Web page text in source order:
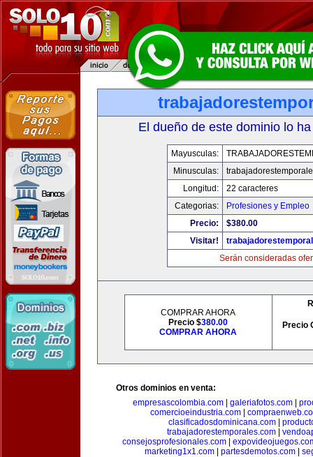
El dueño de este dominio lo
Mayusculas:
Minusculas:
Longitud:
22 caracteres
Categorias:
Profesiones y Empleo
Precio:
$380.00
Visitar!
Serán consideradas
COMPRAR AHORA
Precio $380.00
COMPRAR AHORA
Precio
Otros dominios en venta:
empresascolombia.com
galeriafotos.com
comercioeindustria.com|
clasificadosdominicana.com
trabajadorestemporales.com
consejosprofesionales.com|
marketing1x1.com| partesdemotos.com|